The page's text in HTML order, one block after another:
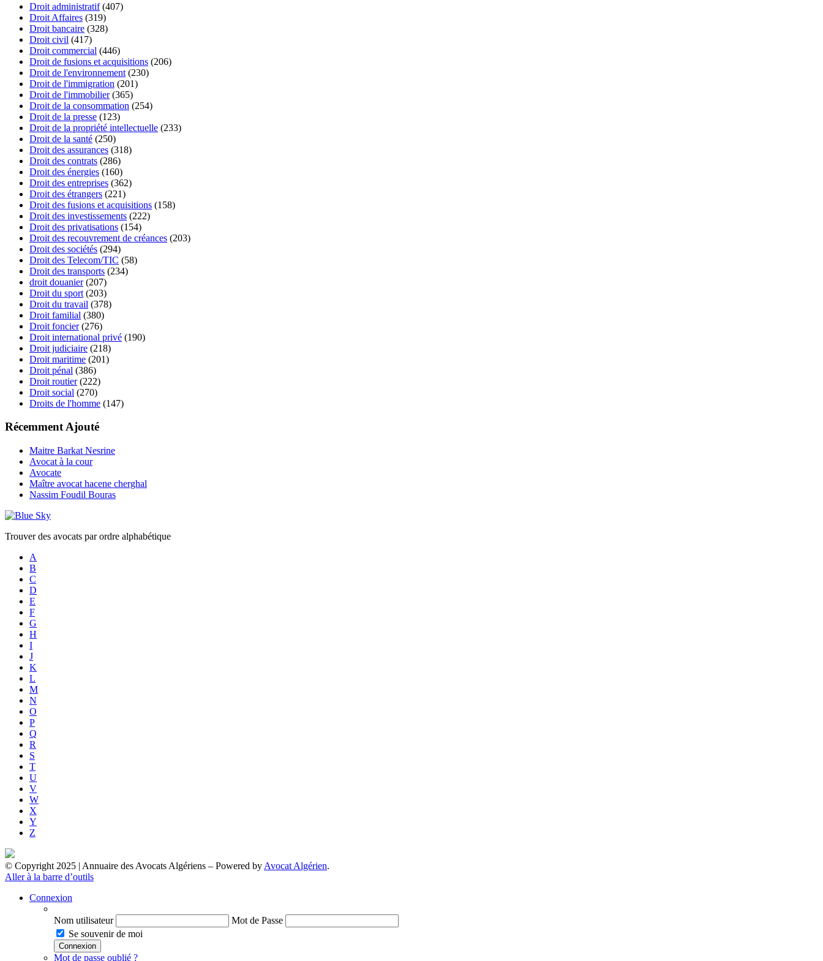
Droit administratif(407)
Droit Affaires (319)
Droit bancaire (328)
Droit civil (417)
Droit commercial (446)
Droit de fusions et acquisitions (206)
Droit de l'environnement (230)
Droit de l'immigration (201)
Droit de l'immobilier(365)
Droit de la consommation (254)
Droit de la presse (123)
Droit de la propriété intellectuelle (233)
Droit de la santé (250)
Droit des assurances (318)
Droit des contrats (286)
Droit des énergies (160)
Droit des entreprises (362)
Droit des étrangers (221)
Droit des fusions et acquisitions (158)
Droit des investissements (222)
Droit des privatisations (154)
Droit des recouvrement de créances (203)
Droit des sociétés (294)
Droit des Telecom/TIC (58)
Droit des transports (234)
droit douanier(207)
Droit du sport (203)
Droit du travail (378)
Droit familial (380)
Droit foncier(276)
Droit international privé (190)
Droit judiciaire (218)
Droit maritime (201)
Droit pénal (386)
Droit routier(222)
Droit social (270)
Droits de l'homme (147)
Récemment Ajouté
Maitre Barkat Nesrine
Avocat à la cour
Avocate
Maître avocat hacene cherghal
Nassim Foudil Bouras
Trouver des avocats par ordre alphabétique
A
B
C
D
E
F
G
H
I
J
K
L
M
N
O
P
Q
R
S
T
U
V
W
X
Y
Z
© Copyright 2025 | Annuaire des Avocats Algériens – Powered by Avocat Algérien.
Aller à la barre d’outils
Connexion
Nom utilisateur
Mot de Passe
Se souvenir de moi
Mot de passe oublié ?